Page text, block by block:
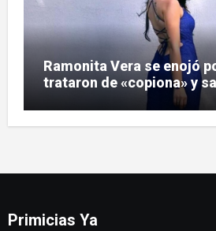
Ramonita Vera se enojó
trataron de «copiona» y
Primicias Ya